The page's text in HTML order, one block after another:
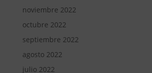
noviembre 2022
octubre 2022
septiembre 2022
agosto 2022
julio 2022